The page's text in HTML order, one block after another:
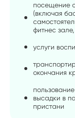
посещение
(включая
фитнес
услуги
окончания
высадки в
пристани